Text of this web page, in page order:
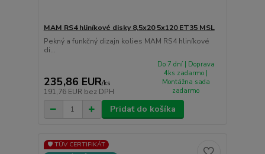
MAM RS4 hliníkové disky 8,5x20 5x120 ET35 MSL
Pekný a funkčný dizajn kolies MAM RS4 hliníkové
di...
235,86 EUR/ks
191,76 EUR bez DPH
Do 7 dní | Doprava
4ks zadarmo |
Montážna sada
zadarmo
Pridať do košíka
🛡️ TÜV CERTIFIKÁT